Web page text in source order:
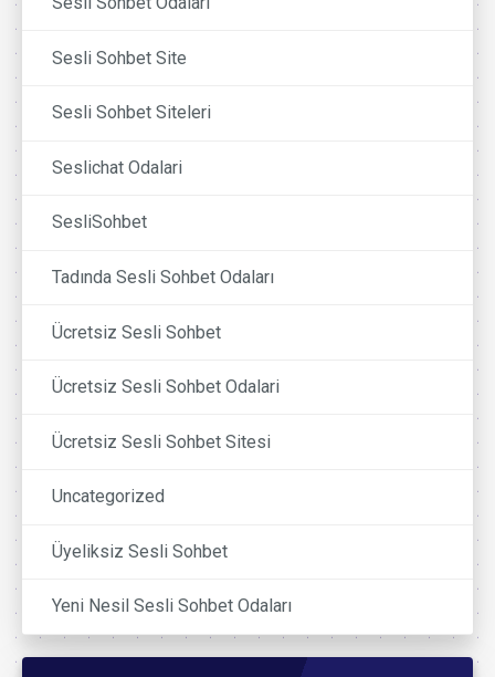
Sesli Sohbet Site
Sesli Sohbet Siteleri
Seslichat Odalari
SesliSohbet
Tadında Sesli Sohbet Odaları
Ücretsiz Sesli Sohbet
Ücretsiz Sesli Sohbet Odalari
Ücretsiz Sesli Sohbet Sitesi
Uncategorized
Üyeliksiz Sesli Sohbet
Yeni Nesil Sesli Sohbet Odaları